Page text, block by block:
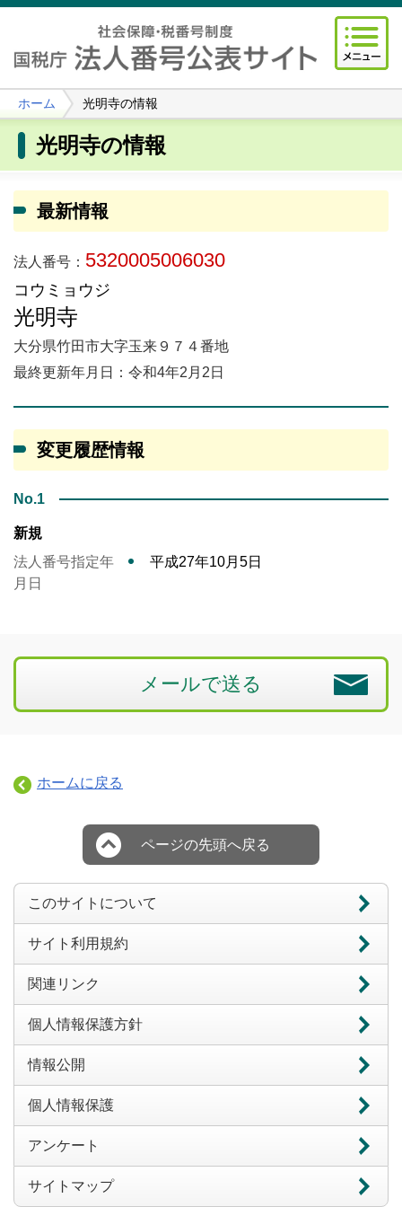
ホーム 光明寺の情報
光明寺の情報
最新情報
法人番号： 5320005006030
コウミョウジ
光明寺
大分県竹田市大字玉来９７４番地
最終更新年月日：令和4年2月2日
変更履歴情報
No.1
新規
法人番号指定年
月日
平成27年10月5日
メールで送る
ホームに戻る
ページの先頭へ戻る
このサイトについて
サイト利用規約
関連リンク
個人情報保護方針
情報公開
個人情報保護
アンケート
サイトマップ